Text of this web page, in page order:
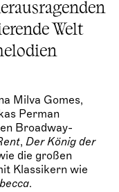
Welt
Milva Gomes,
Perman
Broadway-
, Der König der
die großen
Klassikern wie
.